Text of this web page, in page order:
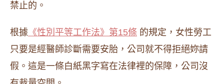
禁止的。
根據 《性別平等工作法》第15條 的規定，女性勞工
只要是經醫師診斷需要安胎，公司就不得拒絕妳請
假。這是一條白紙黑字寫在法律裡的保障，公司沒